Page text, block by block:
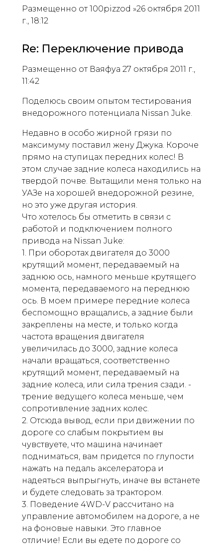
Размещенно от 100pizzod »26 октября 2011
г., 18:12
Re: Переключение привода
Размещенно от Ваяфуа 27 октября 2011 г.,
11:42
Поделюсь своим опытом тестирования
внедорожного потенциала Nissan Juke.
Недавно в особо жирной грязи по
максимуму поставил жену Джука. Короче
прямо на ступицах передних колес! В
этом случае задние колеса находились на
твердой почве. Вытащили меня только на
УАЗе на хорошей внедорожной резине,
но это уже другая история.
Что хотелось бы отметить в связи с
работой и подключением полного
привода на Nissan Juke:
1. При оборотах двигателя до 3000
крутящий момент, передаваемый на
заднюю ось, намного меньше крутящего
момента, передаваемого на переднюю
ось. В моем примере передние колеса
беспомощно вращались, а задние были
закреплены на месте, и только когда
частота вращения двигателя
увеличилась до 3000, задние колеса
начали вращаться, соответственно
крутящий момент, передаваемый на
задние колеса, или сила трения сзади. -
трение ведущего колеса меньше, чем
сопротивление задних колес.
2. Отсюда вывод, если при движении по
дороге со слабым покрытием вы
чувствуете, что машина начинает
подниматься, вам придется по глупости
нажать на педаль акселератора и
надеяться выпрыгнуть, иначе вы встанете
и будете следовать за трактором.
3. Поведение 4WD-V рассчитано на
управление автомобилем на дороге, а не
на фоновые навыки. Это главное
отличие! Если вы едете по дороге со